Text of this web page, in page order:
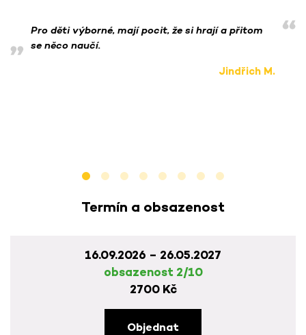
Pro děti výborné, mají pocit, že si hrají a přitom
se něco naučí.
Jindřich M.
Termín a obsazenost
16.09.2026 – 26.05.2027
obsazenost 2/10
2700 Kč
Objednat